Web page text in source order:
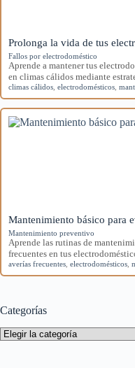
Prolonga la vida de tus
Fallos por electrodoméstico
Aprende a mantener tus
en climas cálidos mediante
climas cálidos electrodomésticos
Mantenimiento básico para
Mantenimiento preventivo
Aprende las rutinas de
frecuentes en tus
averías frecuentes electrodomésticos
Categorías
Categorías